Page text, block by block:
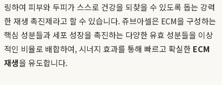
링하여 피부와 두피가 스스로 건강을 되찾을 수 있도록 돕는 강력
한 재생 촉진제라고 할 수 있습니다. 쥬브아셀은 ECM을 구성하는
핵심 성분들과 세포 성장을 촉진하는 다양한 유효 성분들을 이상
적인 비율로 배합하여, 시너지 효과를 통해 빠르고 확실한 ECM
재생을 유도합니다.